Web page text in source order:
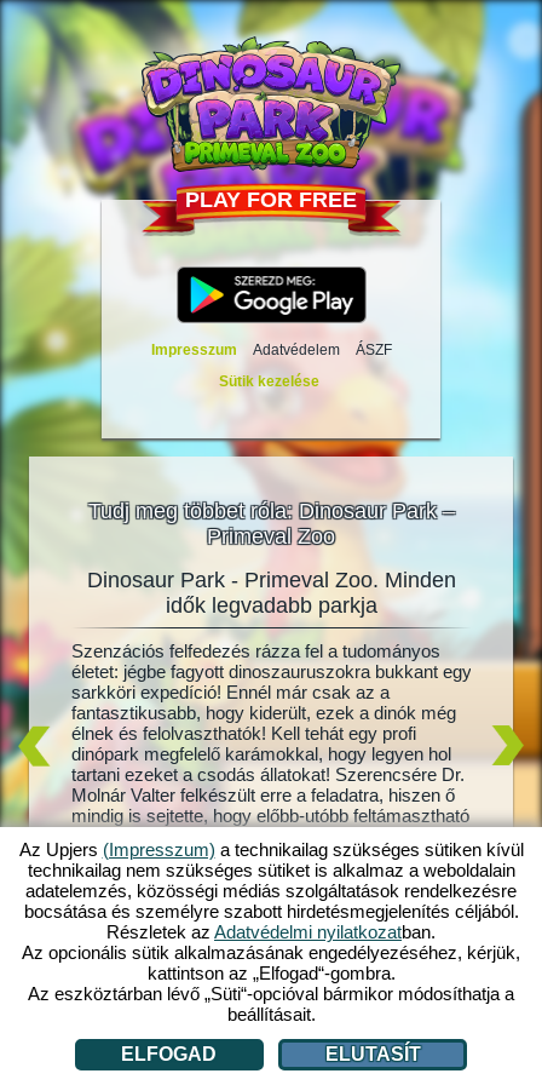
PLAY FOR FREE
Impresszum Adatvédelem
ÁSZF
Sütik kezelése
Tudj meg többet róla: Dinosaur Park –
Primeval Zoo
vársz
Dinosaur Park - Primeval Zoo. Minden
idők legvadabb parkja
Szenzációs felfedezés rázza fel a tudományos
életet: jégbe fagyott dinoszauruszokra bukkant egy
sarkköri expedíció! Ennél már csak az a
fantasztikusabb, hogy kiderült, ezek a dinók még
élnek és felolvaszthatók! Kell tehát egy profi
dinópark megfelelő karámokkal, hogy legyen hol
tartani ezeket a csodás állatokat! Szerencsére Dr.
Molnár Valter felkészült erre a feladatra, hiszen ő
mindig is sejtette, hogy előbb-utóbb feltámasztható
azt is sikerül kiderítenie, hogy mi történt a
feleségével, akinek nyoma veszett egy
expedíción? Járj utána magad, nyisd meg máris a
saját prehisztorikus dinóparkodat a Dinosaur Park
– Primeval Zoo játékban!
Mi a
álma?
feladat
viseld,
Ha még
te
Az Upjers (Impresszum) a technikailag szükséges sütiken kívül
technikailag nem szükséges sütiket is alkalmaz a weboldalain
adatelemzés, közösségi médiás szolgáltatások rendelkezésre
bocsátása és személyre szabott hirdetésmegjelenítés céljából.
Részletek az Adatvédelmi nyilatkozatban.
Az opcionális sütik alkalmazásának engedélyezéséhez, kérjük,
kattintson az „Elfogad“-gombra.
Az eszköztárban lévő „Süti“-opcióval bármikor módosíthatja a
beállításait.
ELFOGAD
ELUTASÍT